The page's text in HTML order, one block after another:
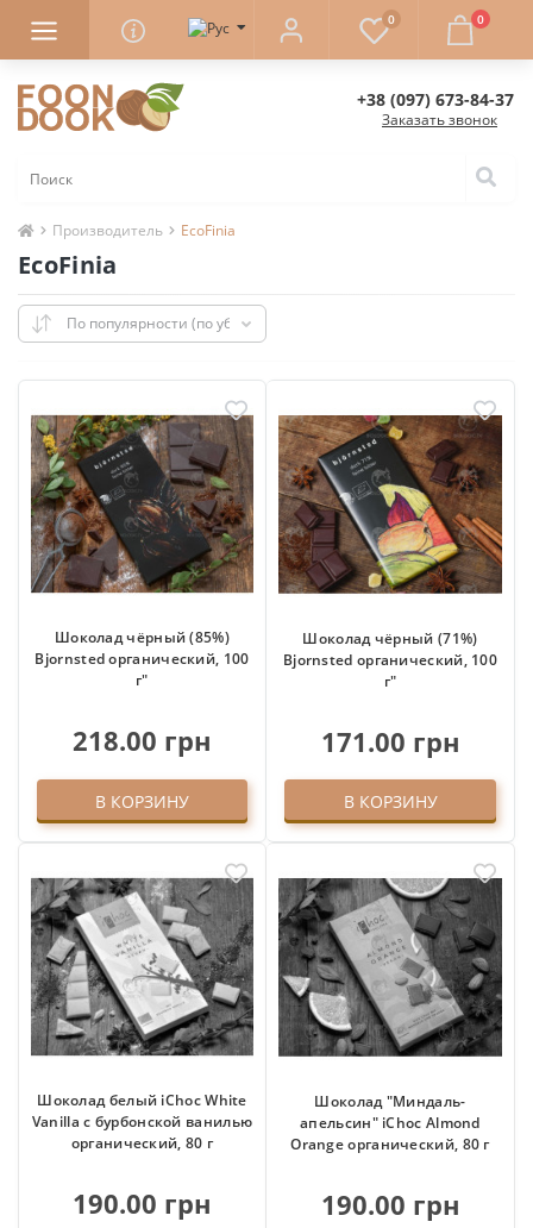
0 0
+38 (097) 673-84-37
Заказать звонок
Производитель EcoFinia
EcoFinia
Шоколад чёрный (85%)
Bjornsted органический, 100
г"
218.00 грн
В КОРЗИНУ
Шоколад чёрный (71%)
Bjornsted органический, 100
г"
171.00 грн
В КОРЗИНУ
Шоколад белый iChoc White
Vanilla с бурбонской ванилью
органический, 80 г
190.00 грн
Шоколад "Mиндаль-
апельсин" iChoc Almond
Orange органический, 80 г
190.00 грн